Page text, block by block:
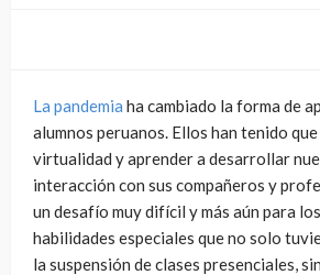
La pandemia ha cambiado la forma de
alumnos peruanos. Ellos han tenido
virtualidad y aprender a desarrollar
interacción con sus compañeros y
un desafío muy difícil y más aún para
habilidades especiales que no solo
la suspensión de clases presenciales,